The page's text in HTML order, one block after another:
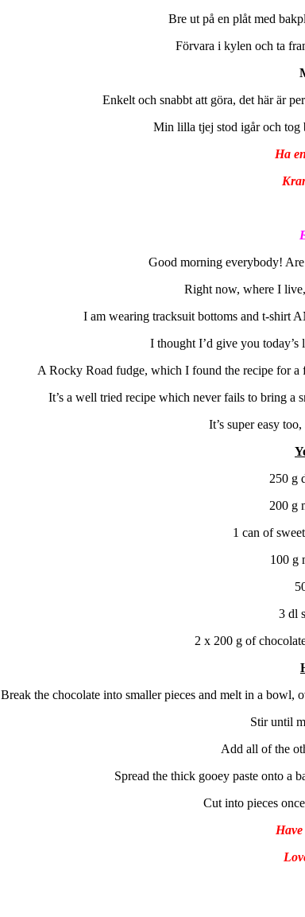
Bre ut på en plåt med
Förvara i kylen och ta
Enkelt och snabbt att göra, det här är
Min lilla tjej stod igår och tog
Ha
Good morning everybody!
Right now, where I
I am wearing tracksuit bottoms and t-shirt
I thought I’d give you today’s
A Rocky Road fudge, which I found the recipe for a
It’s a well tried recipe which never fails to bring a
It’s super easy
250 g
200 g
1 can of
100 g
3 dl
2 x 200 g of
Break the chocolate into smaller pieces and melt in a bowl,
Stir until
Add all of the
Spread the thick gooey paste onto a
Cut into pieces